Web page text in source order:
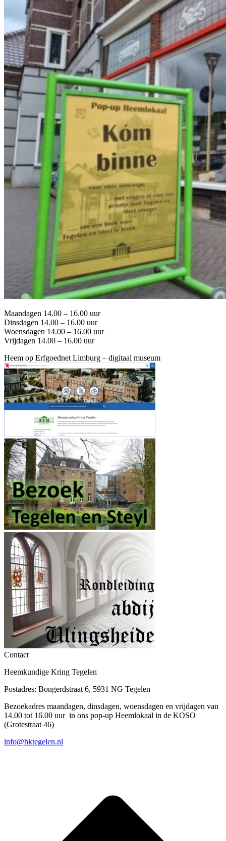
Maandagen 14.00 – 16.00 uur
Dinsdagen 14.00 – 16.00 uur
Woensdagen 14.00 – 16.00 uur
Vrijdagen 14.00 – 16.00 uur
Heem op Erfgoednet Limburg – digitaal museum
Contact
Heemkundige Kring Tegelen
Postadres: Bongerdstraat 6, 5931 NG Tegelen
Bezoekadres maandagen, dinsdagen, woensdagen en vrijdagen van
14.00 tot 16.00 uur in ons pop-up Heemlokaal in de KOSO
(Grotestraat 46)
info@hktegelen.nl